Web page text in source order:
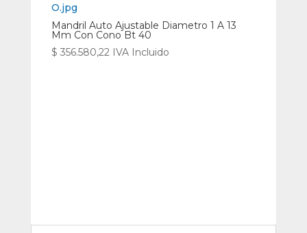
Mandril Auto Ajustable Diametro 1 A 13
Mm Con Cono Bt 40
$ 356.580,22 IVA Incluido